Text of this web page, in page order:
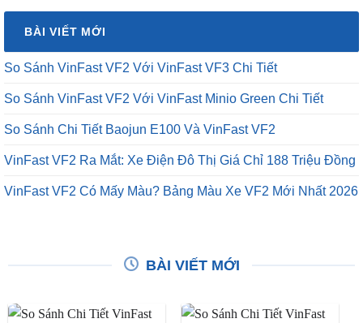
₫16,500,000.là:
BÀI VIẾT MỚI
So Sánh VinFast VF2 Với VinFast VF3 Chi Tiết
So Sánh VinFast VF2 Với VinFast Minio Green Chi Tiết
So Sánh Chi Tiết Baojun E100 Và VinFast VF2
VinFast VF2 Ra Mắt: Xe Điện Đô Thị Giá Chỉ 188 Triệu Đồng
VinFast VF2 Có Mấy Màu? Bảng Màu Xe VF2 Mới Nhất 2026
BÀI VIẾT MỚI